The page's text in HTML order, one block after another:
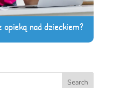
nad dzieckiem?
Search